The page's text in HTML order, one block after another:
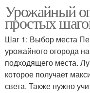
Полив для дачного
огорода
Урожайный
простых
Шаг 1: Выбор места
урожайного огорода
подходящего места.
которое получает
света. Также нужно